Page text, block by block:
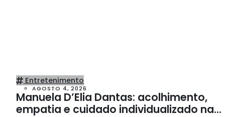
Entretenimento
AGOSTO 4, 2026
Manuela D’Elia Dantas: acolhimento,
empatia e cuidado individualizado na